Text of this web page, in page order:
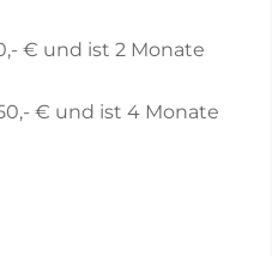
€ und ist 2 Monate
€ und ist 4 Monate